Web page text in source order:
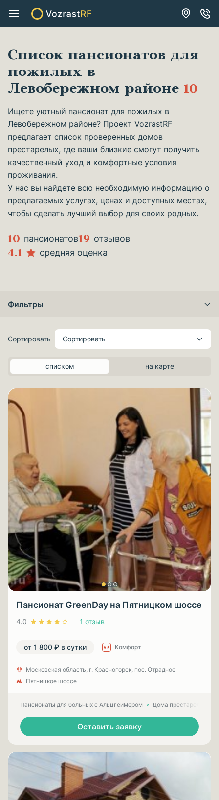
Список пансионатов для
пожилых в
Левобережном районе 10
Ищете уютный пансионат для пожилых в
Левобережном районе? Проект VozrastRF
предлагает список проверенных домов
престарелых, где ваши близкие смогут получить
качественный уход и комфортные условия
проживания.
У нас вы найдете всю необходимую информацию о
предлагаемых услугах, ценах и доступных местах,
чтобы сделать лучший выбор для своих родных.
10 пансионатов19 отзывов
4.1 средняя оценка
Фильтры
Сортировать Сортировать
списком на карте
Пансионат GreenDay на Пятницком шоссе
4.0 1 отзыв
от 1 800 ₽ в сутки Комфорт
Московская область, г. Красногорск, пос. Отрадное
Пятницкое шоссе
Пансионаты для больных с Альцгеймером Дома престарелых
Оставить заявку